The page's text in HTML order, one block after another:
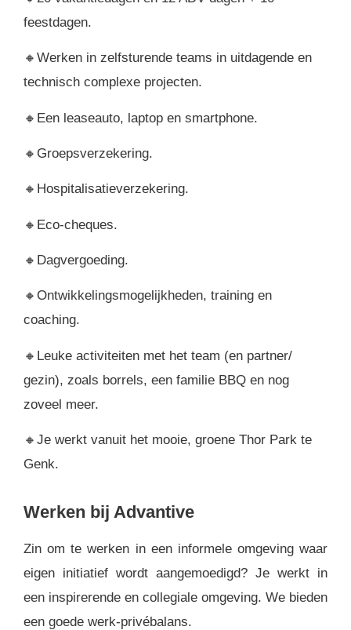
feestdagen.
🔸Werken in zelfsturende teams in uitdagende en
technisch complexe projecten.
🔸Een leaseauto, laptop en smartphone.
🔸Groepsverzekering.
🔸Hospitalisatieverzekering.
🔸Eco-cheques.
🔸Dagvergoeding.
🔸Ontwikkelingsmogelijkheden, training en
coaching.
🔸Leuke activiteiten met het team (en partner/
gezin), zoals borrels, een familie BBQ en nog
zoveel meer.
🔸Je werkt vanuit het mooie, groene Thor Park te
Genk.
Werken bij Advantive
Zin om te werken in een informele omgeving waar
eigen initiatief wordt aangemoedigd? Je werkt in
een inspirerende en collegiale omgeving. We bieden
een goede werk-privébalans.